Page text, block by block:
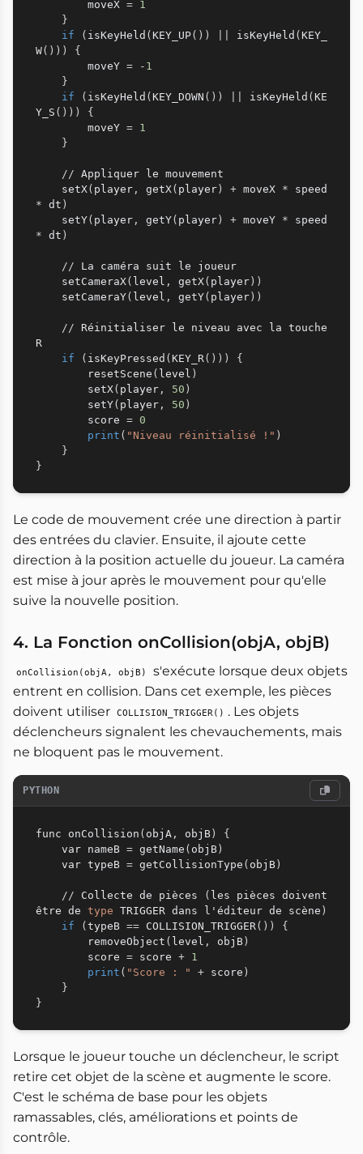
        moveX
= 1
}
if
( isKeyHeld ( KEY_UP( ) ) isKeyHeld ( KEY_
W( ) ) )
{
        moveY
= - 1
}
if
( isKeyHeld ( KEY_DOWN ( ) ) isKeyHeld ( KE
Y_S ( ) ) )
{
        moveY
= 1
}
// Appliquer le mouvement
    setX
( player , getX( player ) + moveX *
* dt )
    setY
( player , getY( player ) + moveY *
* dt )
// La caméra suit le joueur
    setCameraX
( level , getX( player ) )
    setCameraY
( level , getY( player ) )
// Réinitialiser le niveau avec la touche
R
if
( isKeyPressed ( KEY_R( ) ) )
{
        resetScene
( level )
        setX
( player , 50 )
        setY
( player , 50 )
        score
= 0
print ( "Niveau réinitialisé !" )
}
}
Le code de mouvement crée une direction à partir
des entrées du clavier. Ensuite, il ajoute cette
direction à la position actuelle du joueur. La caméra
est mise à jour après le mouvement pour qu'elle
suive la nouvelle position.
4. La Fonction onCollision(objA, objB)
onCollision(objA, objB)
s'exécute lorsque deux objets
entrent en collision. Dans cet exemple, les pièces
doivent utiliser COLLISION_TRIGGER() . Les objets
déclencheurs signalent les chevauchements, mais
ne bloquent pas le mouvement.
PYTHON
func onCollision ( objA , objB )
{
    var nameB
= getName ( objB )
    var typeB
= getCollisionType ( objB )
// Collecte de pièces ( les pièces doivent
être de type TRIGGER dans l'éditeur de scène )
if
( typeB == COLLISION_TRIGGER( ) )
{
        removeObject
( level , objB )
        score
= score + 1
print ( "Score : " + score )
}
}
Lorsque le joueur touche un déclencheur, le script
retire cet objet de la scène et augmente le score.
C'est le schéma de base pour les objets
ramassables, clés, améliorations et points de
contrôle.